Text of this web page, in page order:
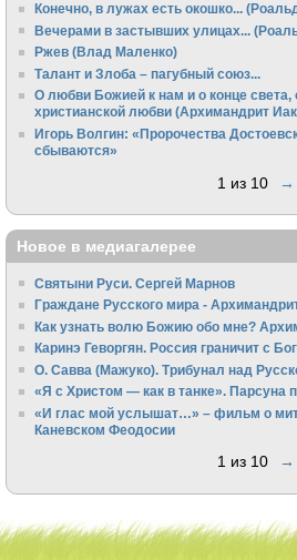
Конечно, в лужах есть окошко...
Вечерами в застывших улицах...
Ржев (Влад Маленко)
Талант и Злоба – пагубный союз...
О любви Божией к нам и о конце
христианской любви (Архимандрит
Игорь Волгин: «Пророчества
сбываются»
1 из 10 →
Новое в медиагалерее
Святыни Руси. Сергей Марнов
Граждане Русского мира -
Как узнать волю Божию обо мне?
Каринэ Геворгян. Россия граничит с
О. Савва (Мажуко). Трибунал над
«Я с Христом — как в танке». Парсуна
«И глас мой услышат…» – фильм о
Каневском Феодосии
1 из 10 →